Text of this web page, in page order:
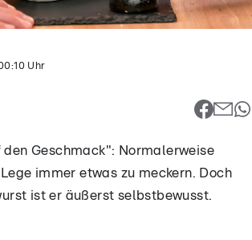
Uhr
Geschmack": Normalerweise
immer etwas zu meckern. Doch
ist er äußerst selbstbewusst.